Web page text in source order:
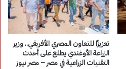
تعزيزًا للتعاون المصري الأفريقي.. وزير
الزراعة الأوغندي يطلع على أحدث
التقنيات الزراعية في مصر – مصر نيوز